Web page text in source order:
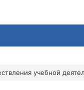
учебной